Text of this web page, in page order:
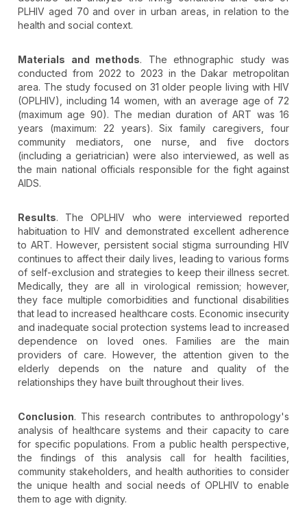
PLHIV aged 70 and over in urban areas, in relation to the
health and social context.
Materials and methods. The ethnographic study was
conducted from 2022 to 2023 in the Dakar metropolitan
area. The study focused on 31 older people living with HIV
(OPLHIV), including 14 women, with an average age of 72
(maximum age 90). The median duration of ART was 16
years (maximum: 22 years). Six family caregivers, four
community mediators, one nurse, and five doctors
(including a geriatrician) were also interviewed, as well as
the main national officials responsible for the fight against
AIDS.
Results. The OPLHIV who were interviewed reported
habituation to HIV and demonstrated excellent adherence
to ART. However, persistent social stigma surrounding HIV
continues to affect their daily lives, leading to various forms
of self-exclusion and strategies to keep their illness secret.
Medically, they are all in virological remission; however,
they face multiple comorbidities and functional disabilities
that lead to increased healthcare costs. Economic insecurity
and inadequate social protection systems lead to increased
dependence on loved ones. Families are the main
providers of care. However, the attention given to the
elderly depends on the nature and quality of the
relationships they have built throughout their lives.
Conclusion. This research contributes to anthropology's
analysis of healthcare systems and their capacity to care
for specific populations. From a public health perspective,
the findings of this analysis call for health facilities,
community stakeholders, and health authorities to consider
the unique health and social needs of OPLHIV to enable
them to age with dignity.